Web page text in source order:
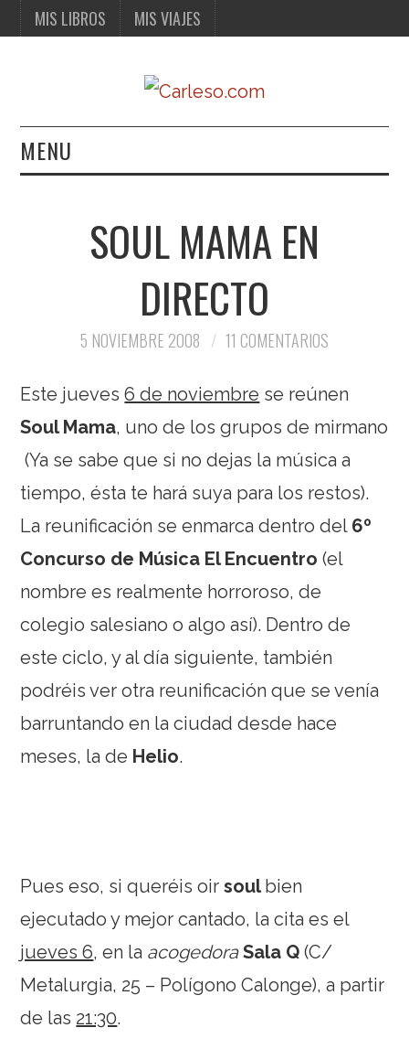
MIS LIBROS MIS VIAJES
MENU
MIS VIAJES
SOUL MAMA EN
DIRECTO
5 NOVIEMBRE 2008 11 COMENTARIOS
Este jueves6 de noviembre se reúnen
Soul Mama, uno de los grupos de mirmano
(Ya se sabe que si no dejas la música a
tiempo, ésta te hará suya para los restos).
La reunificación se enmarca dentro del 6º
Concurso de Música El Encuentro (el
nombre es realmente horroroso, de
colegio salesiano o algo así). Dentro de
este ciclo, y al día siguiente, también
podréis ver otra reunificación que se venía
barruntando en la ciudad desde hace
meses, la de Helio.
Pues eso, si queréis oirsoul bien
ejecutado y mejor cantado, la cita es el
jueves 6, en la acogedoraSala Q(C/
Metalurgia, 25 – Polígono Calonge), a partir
de las 21:30.